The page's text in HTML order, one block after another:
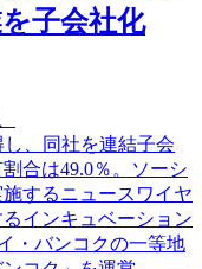
子会社化
し、同社を連結子会
合は49.0％。ソーシ
するニュースワイヤ
インキュベーション
・バンコクの一等地